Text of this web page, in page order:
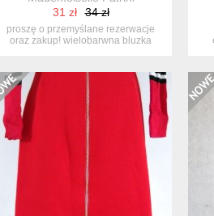
31 zł
34 zł
proszę o przemyślane rezerwacje
oraz zakup! wielobarwna bluzka